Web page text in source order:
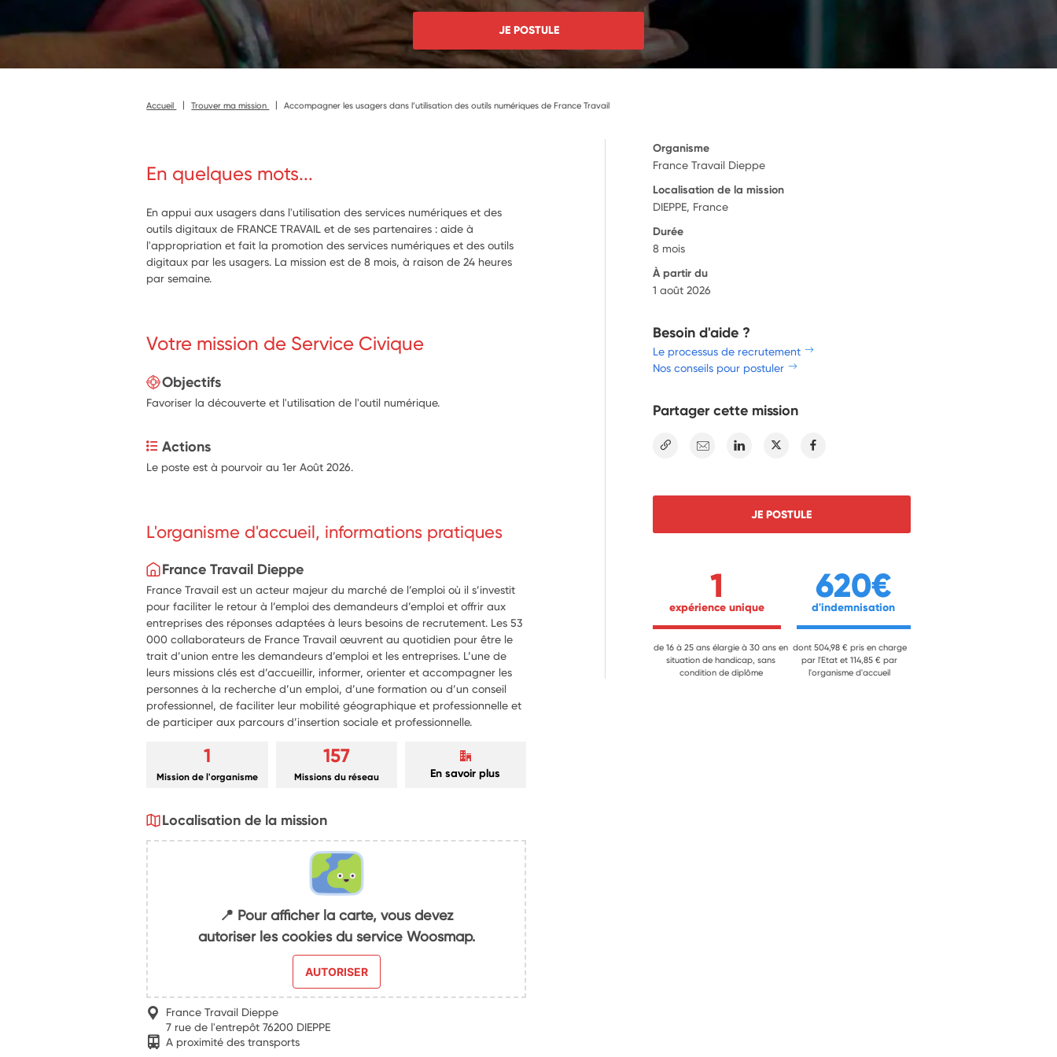
JE POSTULE
Accueil Trouver ma mission Accompagner les usagers dans l’utilisation des outils numériques de France Travail
En quelques mots...
En appui aux usagers dans l'utilisation des services numériques et des
outils digitaux de FRANCE TRAVAIL et de ses partenaires : aide à
l'appropriation et fait la promotion des services numériques et des outils
digitaux par les usagers. La mission est de 8 mois, à raison de 24 heures
par semaine.
Votre mission de Service Civique
Objectifs
Favoriser la découverte et l'utilisation de l'outil numérique.
Actions
Le poste est à pourvoir au 1er Août 2026.
L'organisme d'accueil, informations pratiques
France Travail Dieppe
France Travail est un acteur majeur du marché de l’emploi où il s’investit
pour faciliter le retour à l’emploi des demandeurs d’emploi et offrir aux
entreprises des réponses adaptées à leurs besoins de recrutement. Les 53
000 collaborateurs de France Travail œuvrent au quotidien pour être le
trait d’union entre les demandeurs d’emploi et les entreprises. L’une de
leurs missions clés est d’accueillir, informer, orienter et accompagner les
personnes à la recherche d’un emploi, d’une formation ou d’un conseil
professionnel, de faciliter leur mobilité géographique et professionnelle et
de participer aux parcours d’insertion sociale et professionnelle.
1
Mission de l'organisme
157
Missions du réseau En savoir plus
Localisation de la mission
📍 Pour afficher la carte, vous devez
autoriser les cookies du service Woosmap.
AUTORISER
France Travail Dieppe
7 rue de l'entrepôt 76200 DIEPPE
A proximité des transports
Organisme
France Travail Dieppe
Localisation de la mission
DIEPPE, France
Durée
8 mois
À partir du
1 août 2026
Besoin d'aide ?
Le processus de recrutement
Nos conseils pour postuler
Partager cette mission
E-mail Linkedin Twitter
JE POSTULE
1
expérience unique
de 16 à 25 ans élargie à 30 ans en
situation de handicap, sans
condition de diplôme
620€
d'indemnisation
dont 504,98 € pris en charge
par l'Etat et 114,85 € par
l'organisme d'accueil